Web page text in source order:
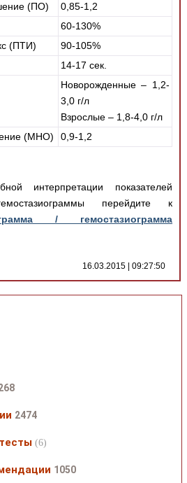
(ПО)
0,85-1,2
60-130%
(ПТИ)
90-105%
14-17 сек.
Новорожденные – 1,2-
3,0 г/л
Взрослые – 1,8-4,0 г/л
(МНО)
0,9-1,2
интерпретации показателей
перейдите к
/ гемостазиограмма
16.03.2015 | 09:27:50
2474
(6)
1050